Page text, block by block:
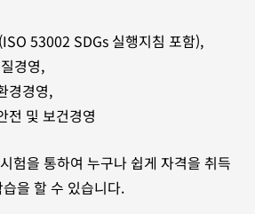
53002 SDGs 실행지침 포함),
경영,
경경영,
전 및 보건경영
험을 통하여 누구나 쉽게 자격을 취득
을 할 수 있습니다.